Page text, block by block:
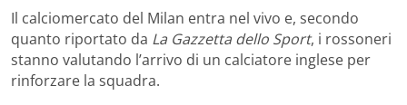
Il calciomercato del Milan entra nel vivo e, secondo
quanto riportato da La Gazzetta dello Sport, i rossoneri
stanno valutando l’arrivo di un calciatore inglese per
rinforzare la squadra.